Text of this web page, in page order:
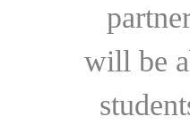
will be